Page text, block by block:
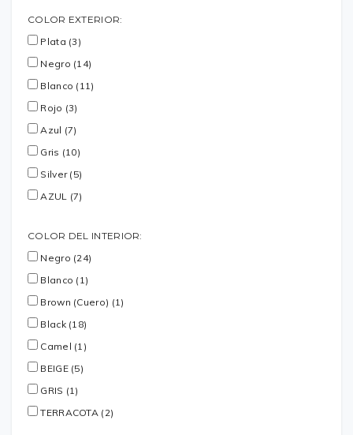
COLOR EXTERIOR:
Plata (3)
Negro (14)
Blanco (11)
Rojo (3)
Azul (7)
Gris (10)
Silver (5)
AZUL (7)
COLOR DEL INTERIOR:
Negro (24)
Blanco (1)
Brown (Cuero) (1)
Black (18)
Camel (1)
BEIGE (5)
GRIS (1)
TERRACOTA (2)